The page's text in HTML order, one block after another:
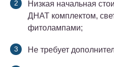
Низкая начальная
ДНАТ комплектом,
фитолампами;
Не требует